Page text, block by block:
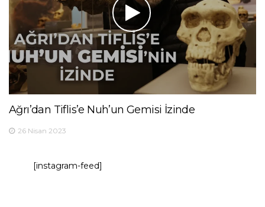
Ağrı’dan Tiflis’e Nuh’un Gemisi İzinde
26 Nisan 2023
[instagram-feed]